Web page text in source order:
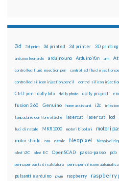
3d 3d print 3d printed 3d printer 3D printing
arduino leonardo arduino uno Arduino Yún arm
controlled fluid injection pen controlled fluid injection
controlled silicon injection pencil control silicon
CtrlJ pen dolly foto dolly photo dolly project
fusion 360 Genuino home assistant i2c
lampadario con fibre ottiche lasercut laser cut lcd
luci di natale MKR1000 motori bipolari motori
motor shield nas natale Neopixel Neopixel
oled i2C oled IIC OpenSCAD passo-passo pcb
penna per pasta di saldatura penna per silicone automatica
pulsanti e arduino pwm raspberry raspberry